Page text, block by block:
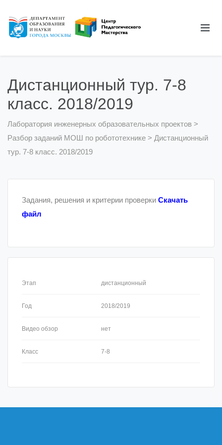
Дистанционный тур. 7-8
класс. 2018/2019
Лаборатория инженерных образовательных проектов >
Разбор заданий МОШ по робототехнике > Дистанционный
тур. 7-8 класс. 2018/2019
Задания, решения и критерии проверки Скачать
файл
Этап дистанционный
Год 2018/2019
Видео обзор нет
Класс 7-8